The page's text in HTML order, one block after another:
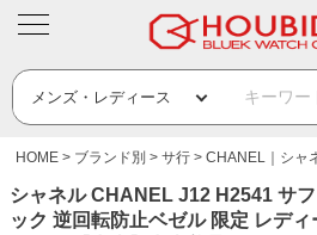
HOME ブランド別 サ行 CHANEL｜シャ
シャネル CHANEL J12 H2541 サ
ック 逆回転防止ベゼル 限定 レデ